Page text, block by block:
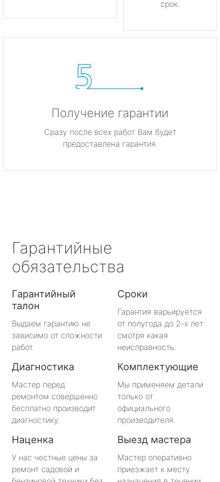
срок.
Получение гарантии
Сразу после всех работ Вам будет
предоставлена гарантия.
Гарантийные
обязательства
Гарантийный
талон
Выдаем гарантию не
зависимо от сложности
работ.
Сроки
Гарантия варьируется
от полугода до 2-х лет
смотря какая
неисправность.
Диагностика
Мастер перед
ремонтом совершенно
бесплатно производит
диагностику.
Комплектующие
Мы применяем детали
только от
официального
производителя.
Наценка
У нас честные цены за
ремонт садовой и
Выезд мастера
Мастер оперативно
приезжает к месту